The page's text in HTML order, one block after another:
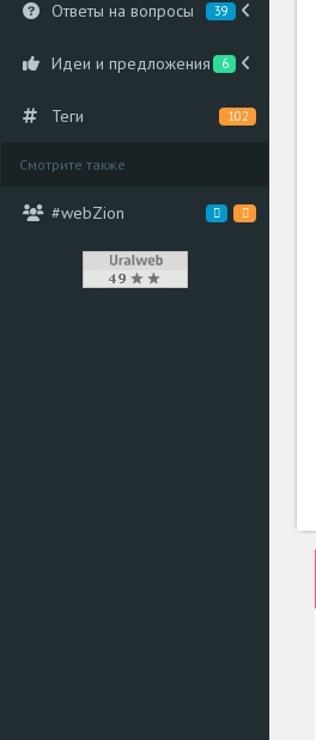
Ответы на вопросы 39
Идеи и предложения 6
Теги 102
Смотрите также
#webZion